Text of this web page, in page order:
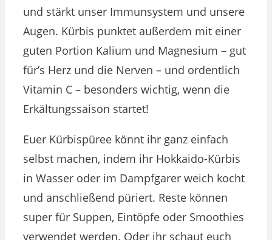
und stärkt unser Immunsystem und unsere
Augen. Kürbis punktet außerdem mit einer
guten Portion Kalium und Magnesium – gut
für’s Herz und die Nerven – und ordentlich
Vitamin C – besonders wichtig, wenn die
Erkältungssaison startet!
Euer Kürbispüree könnt ihr ganz einfach
selbst machen, indem ihr Hokkaido-Kürbis
in Wasser oder im Dampfgarer weich kocht
und anschließend püriert. Reste können
super für Suppen, Eintöpfe oder Smoothies
verwendet werden. Oder ihr schaut euch